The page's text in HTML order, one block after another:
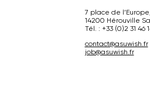
7 place de l’Europe,
14200 Hérouville
Tél. : +33 (0)2 31 46
contact@asuwish.fr
job@asuwish.fr